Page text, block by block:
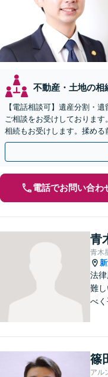
不動産・土地の相
【電話相談可】遺産分割・
ご相談をお受けしておりま
相続もお受けします。揉める
対応いたします。どうぞお電
電話でお問い合わ
青
青木
法
難
べく
中
す。
ぜ
篠
アル